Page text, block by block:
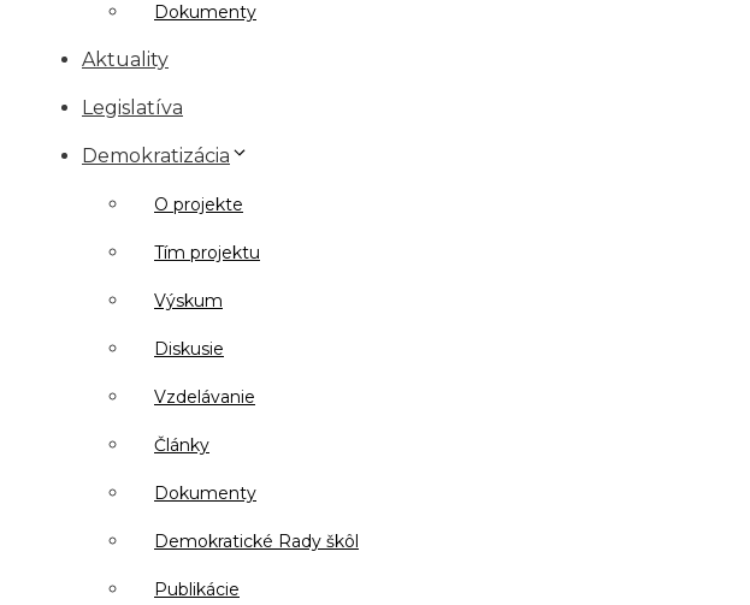
Dokumenty
Aktuality
Legislatíva
Demokratizácia
O projekte
Tím projektu
Výskum
Diskusie
Vzdelávanie
Články
Dokumenty
Demokratické Rady škôl
Publikácie